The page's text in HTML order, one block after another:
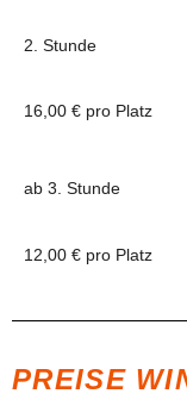
2. Stunde
16,00 € pro Platz
ab 3. Stunde
12,00 € pro Platz
PREISE